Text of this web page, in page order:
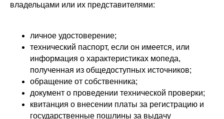
владельцами или их представителями:
личное удостоверение;
технический паспорт, если он имеется, или
информация о характеристиках мопеда,
полученная из общедоступных источников;
обращение от собственника;
документ о проведении технической проверки;
квитанция о внесении платы за регистрацию и
государственные пошлины за выдачу